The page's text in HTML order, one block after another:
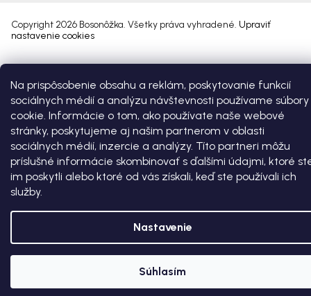
Na prispôsobenie obsahu a reklám, poskytovanie funkcií
sociálnych médií a analýzu návštevnosti používame súbory
cookie. Informácie o tom, ako používate naše webové
stránky, poskytujeme aj našim partnerom v oblasti
sociálnych médií, inzercie a analýzy. Títo partneri môžu
príslušné informácie skombinovať s ďalšími údajmi, ktoré
im poskytli alebo ktoré od vás získali, keď ste používali ich
služby.
Nastavenie
Súhlasím
Copyright 2026 Bosonôžka. Všetky práva vyhradené. Upraviť
nastavenie cookies
ZĽAVA €4 NA PRVÝ NÁKUP